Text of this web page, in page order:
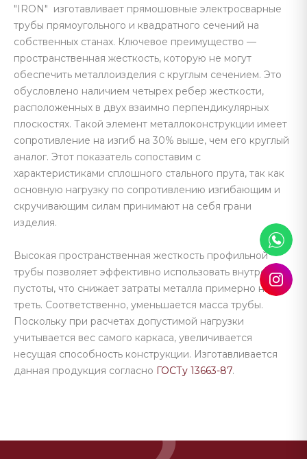
"IRON" изготавливает прямошовные электросварные
трубы прямоугольного и квадратного сечений на
собственных станах. Ключевое преимущество —
пространственная жесткость, которую не могут
обеспечить металлоизделия с круглым сечением. Это
обусловлено наличием четырех ребер жесткости,
расположенных в двух взаимно перпендикулярных
плоскостях. Такой элемент металлоконструкции имеет
сопротивление на изгиб на 30% выше, чем его круглый
аналог. Этот показатель сопоставим с
характеристиками сплошного стального прута, так как
основную нагрузку по сопротивлению изгибающим и
скручивающим силам принимают на себя грани
изделия.
Высокая пространственная жесткость профильной
трубы позволяет эффективно использовать внутренние
пустоты, что снижает затраты металла примерно на
треть. Соответственно, уменьшается масса трубы.
Поскольку при расчетах допустимой нагрузки
учитывается вес самого каркаса, увеличивается
несущая способность конструкции. Изготавливается
данная продукция согласно ГОСТу 13663-87.